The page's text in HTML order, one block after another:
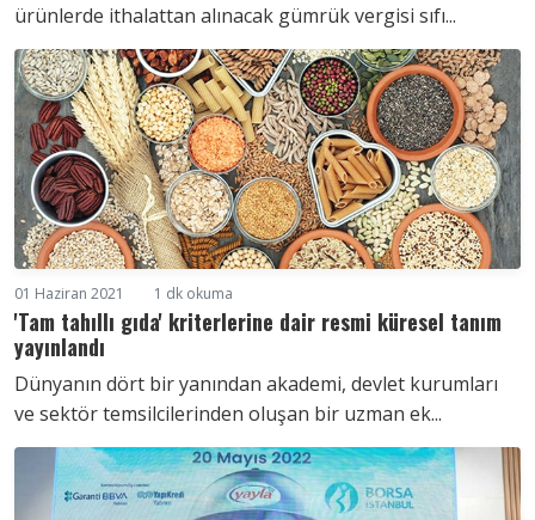
ürünlerde ithalattan alınacak gümrük vergisi sıfı...
01 Haziran 2021 1 dk okuma
'Tam tahıllı gıda' kriterlerine dair resmi küresel tanım
yayınlandı
Dünyanın dört bir yanından akademi, devlet kurumları
ve sektör temsilcilerinden oluşan bir uzman ek...